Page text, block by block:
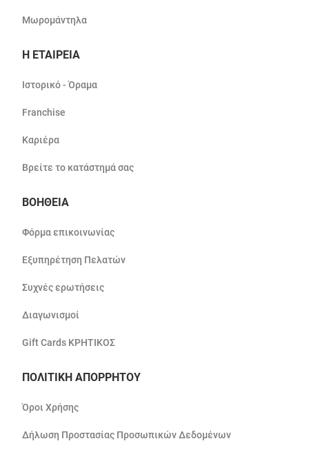
Μωρομάντηλα
Η ΕΤΑΙΡΕΙΑ
Ιστορικό - Όραμα
Franchise
Καριέρα
Βρείτε το κατάστημά σας
ΒΟΗΘΕΙΑ
Φόρμα επικοινωνίας
Εξυπηρέτηση Πελατών
Συχνές ερωτήσεις
Διαγωνισμοί
Gift Cards ΚΡΗΤΙΚΟΣ
ΠΟΛΙΤΙΚΗ ΑΠΟΡΡΗΤΟΥ
Όροι Χρήσης
Δήλωση Προστασίας Προσωπικών Δεδομένων